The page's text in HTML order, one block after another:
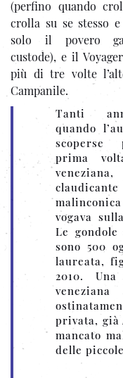
(perfino quando
crolla su se stesso
solo il povero
custode), e il
più di tre volte
Campanile.
Tanti
quando
prima
vogava
Le
sono 500
laureata,
2010.
privata, già
mancato
delle